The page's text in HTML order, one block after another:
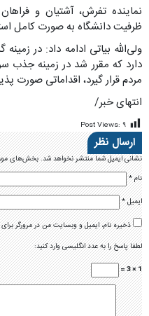
نماینده تفرش، آشتیان و
ظرفیت دانشگاه به صورت کامل
ولی‌الله بیاتی ادامه داد: در
دارد که مقرر شد در زمینه جذب
مردم قرار گیرد، اقداماتی صورت
انتهای خبر/
Post Views: ۹
ارسال نظر
نشانی ایمیل شما منتشر نخواهد شد.بخش‌های
نام*
ایمیل*
ذخیره نام، ایمیل و وبسایت من در مرورگر
لطفا پاسخ را به عدد انگلیسی وارد کنید:
1 × 3 =